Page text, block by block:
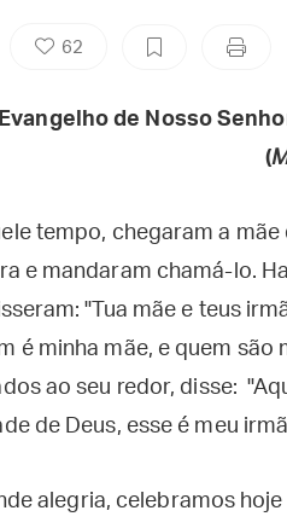
62
Evangelho de Nosso
(
tempo, chegaram a
e mandaram chamá-lo.
"Tua mãe e teus
é minha mãe, e quem são
ao seu redor, disse:
de Deus, esse é meu
alegria, celebramos